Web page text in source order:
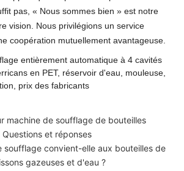
pas, « Nous sommes bien » est notre
vision. Nous privilégions un service
coopération mutuellement avantageuse.
machine de soufflage de bouteilles
Questions et réponses
soufflage convient-elle aux bouteilles de
gazeuses et d'eau ?